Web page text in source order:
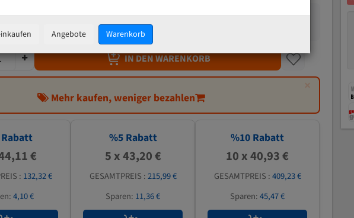
45,47 €
zzgl.Versandkosten
IN DEN WARENKORB
×
Mehr kaufen, weniger bezahlen
€
: 132,32 €
4,10 €
%5Rabatt
5 x 43,20 €
GESAMTPREIS :215,99 €
Sparen: 11,36 €
%10 Rabatt
10 x 40,93 €
GESAMTPREIS :409,23 €
Sparen:45,47 €
Angebote Warenkorb